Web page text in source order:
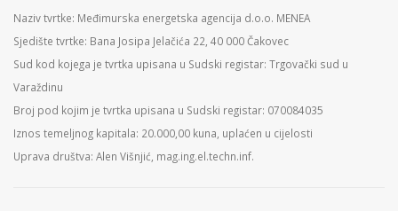
Naziv tvrtke: Međimurska energetska agencija d.o.o. MENEA
Sjedište tvrtke: Bana Josipa Jelačića 22, 40 000 Čakovec
Sud kod kojega je tvrtka upisana u Sudski registar: Trgovački sud u
Varaždinu
Broj pod kojim je tvrtka upisana u Sudski registar: 070084035
Iznos temeljnog kapitala: 20.000,00 kuna, uplaćen u cijelosti
Uprava društva: Alen Višnjić, mag.ing.el.techn.inf.